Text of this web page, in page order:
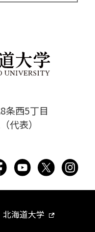
条西5丁目
代表）
北海道大学